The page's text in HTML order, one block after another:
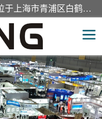
上海日朗展览服务有限公司位于上海市青浦区白鹤镇，营业范围有展览展示会务服务，室内装饰设计及施工，展示道具设计制作，舞台设计，图文设计，灯箱制作，园林绿化工程，广告装潢材料，建筑材料，办公用品，工艺礼品日用百货销售。
活动会议执行
专柜制作